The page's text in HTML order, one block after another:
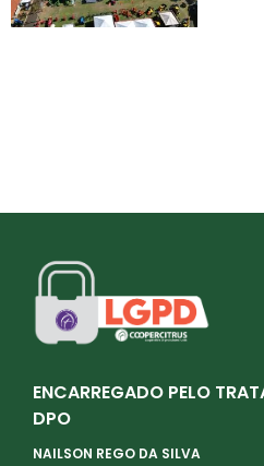
ENCARREGADO PELO
DPO
NAILSON REGO DA SILVA